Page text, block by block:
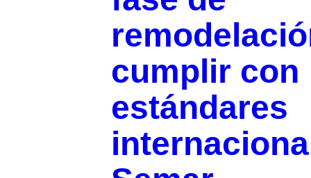
cumplir con
estándares